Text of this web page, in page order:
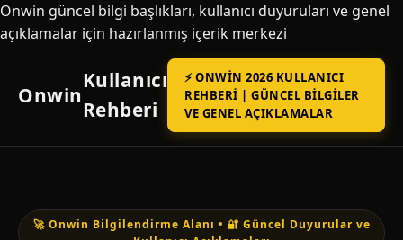
Onwin güncel bilgi başlıkları, kullanıcı duyuruları ve genel
açıklamalar için hazırlanmış içerik merkezi
Onwin
Kullanıcı
Rehberi
⚡ ONWIN 2026 KULLANICI
REHBERI | GÜNCEL BILGILER
VE GENEL AÇIKLAMALAR
🚀 Onwin Bilgilendirme Alanı • 🔐 Güncel Duyurular ve